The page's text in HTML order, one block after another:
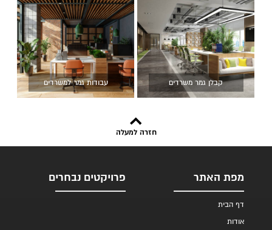
קבלן גמר משרדים עבודות גמר למשרדים
חזרה למעלה
מפת האתר
דף הבית
אודות
פרויקטים נבחרים